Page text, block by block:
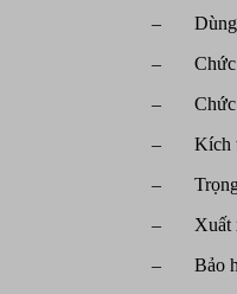
– Dùng
– Chức
– Chức
– Kích
– Trọng
– Xuất
– Bảo